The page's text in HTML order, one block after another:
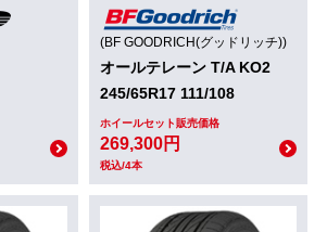
(BF GOODRICH(グッドリッチ))
オールテレーン T/A KO2
245/65R17 111/108
ホイールセット販売価格
269,300円
税込/4本